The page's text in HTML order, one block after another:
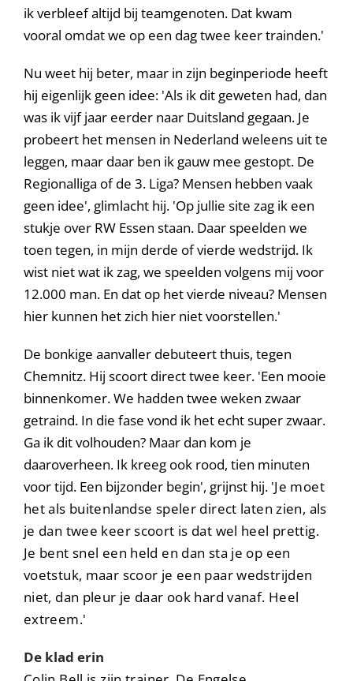
ik verbleef altijd bij teamgenoten. Dat kwam
vooral omdat we op een dag twee keer trainden.'
Nu weet hij beter, maar in zijn beginperiode heeft
hij eigenlijk geen idee: 'Als ik dit geweten had, dan
was ik vijf jaar eerder naar Duitsland gegaan. Je
probeert het mensen in Nederland weleens uit te
leggen, maar daar ben ik gauw mee gestopt. De
Regionalliga of de 3. Liga? Mensen hebben vaak
geen idee', glimlacht hij. 'Op jullie site zag ik een
stukje over RW Essen staan. Daar speelden we
toen tegen, in mijn derde of vierde wedstrijd. Ik
wist niet wat ik zag, we speelden volgens mij voor
12.000 man. En dat op het vierde niveau? Mensen
hier kunnen het zich hier niet voorstellen.'
De bonkige aanvaller debuteert thuis, tegen
Chemnitz. Hij scoort direct twee keer. 'Een mooie
binnenkomer. We hadden twee weken zwaar
getraind. In die fase vond ik het echt super zwaar.
Ga ik dit volhouden? Maar dan kom je
daaroverheen. Ik kreeg ook rood, tien minuten
voor tijd. Een bijzonder begin', grijnst hij. 'Je moet
het als buitenlandse speler direct laten zien, als
je dan twee keer scoort is dat wel heel prettig.
Je bent snel een held en dan sta je op een
voetstuk, maar scoor je een paar wedstrijden
niet, dan pleur je daar ook hard vanaf. Heel
extreem.'
De klad erin